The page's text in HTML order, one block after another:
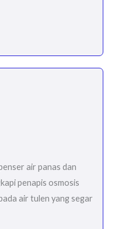
air panas dan
penapis osmosis
air tulen yang segar